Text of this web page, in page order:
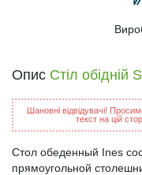
Опис Стіл обідній
Шановні відвідувачі!
текст на цій
Стол обеденный Ines
прямоугольной